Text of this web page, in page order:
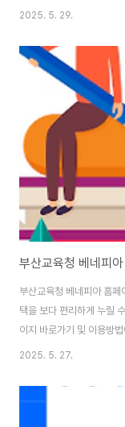
:https://cpoint.or.kr/
1932869명이 함께 하고
실천 홈페이지 바로가기
(https://cpoint.or.kr/
는 본인인증을 통한 회원
천이란..
2025. 5. 29.
부산교육청 베네피아 홈페
택을 보다 편리하게 누릴
이지 바로가기 및 이용방
이지 :https://
네피아란?베네피아
들을 대상으로 다양한 복
2025. 5. 27.